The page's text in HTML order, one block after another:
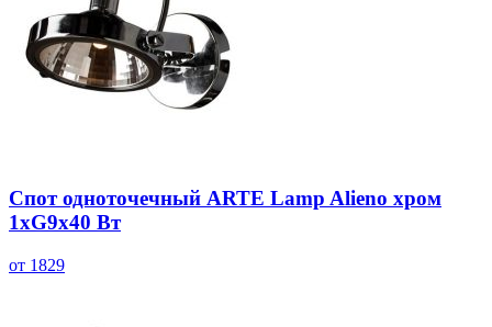
Спот одноточечный ARTE Lamp Alieno хром
1хG9х40 Вт
от 1829